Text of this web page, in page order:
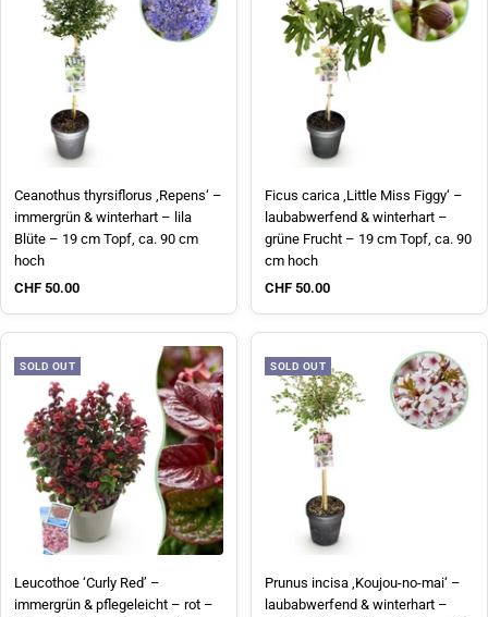
Ceanothus thyrsiflorus ‚Repens‘ –
immergrün & winterhart – lila
Blüte – 19 cm Topf, ca. 90 cm
hoch
Sale price
CHF 50.00
Ficus carica ‚Little Miss Figgy‘ –
laubabwerfend & winterhart –
grüne Frucht – 19 cm Topf, ca. 90
cm hoch
Sale price
CHF 50.00
SOLD OUT
Leucothoe ‘Curly Red’ –
immergrün & pflegeleicht – rot –
SOLD OUT
Prunus incisa ‚Koujou-no-mai‘ –
laubabwerfend & winterhart –